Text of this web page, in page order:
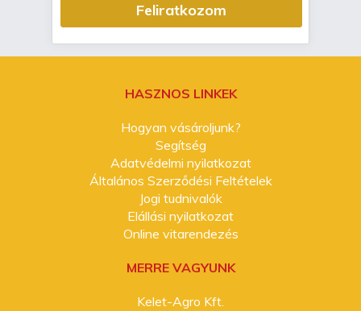
Feliratkozom
HASZNOS LINKEK
Hogyan vásároljunk?
Segítség
Adatvédelmi nyilatkozat
Általános Szerződési Feltételek
Jogi tudnivalók
Elállási nyilatkozat
Online vitarendezés
MERRE VAGYUNK
Kelet-Agro Kft.